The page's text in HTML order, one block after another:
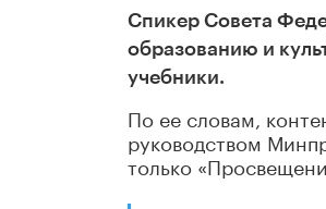
Спикер Совета
образованию и
учебники.
По ее словам,
руководством
только